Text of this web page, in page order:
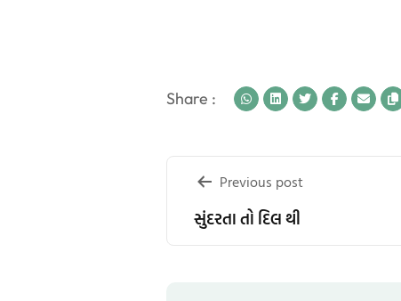
Share :
Post
navigation
Previous post
સુંદરતા તો દિલ થી